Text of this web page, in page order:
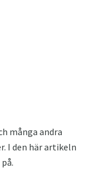
många andra
I den här artikeln